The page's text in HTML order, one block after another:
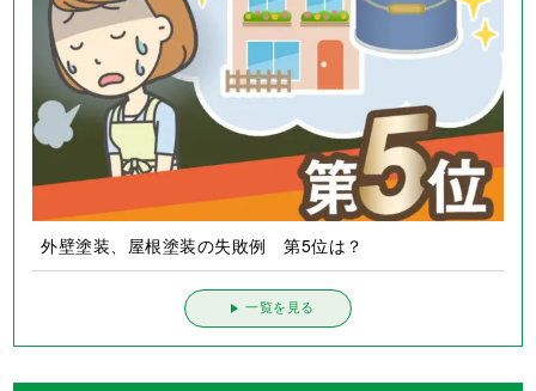
外壁塗装、屋根塗装の失敗例 第5位は？
一覧を見る